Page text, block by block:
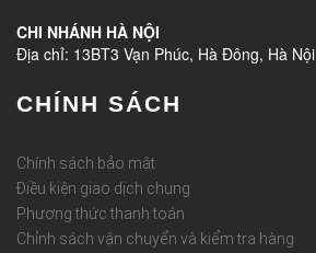
CHI NHÁNH HÀ NỘI
Địa chỉ: 13BT3 Vạn Phúc, Hà Đông, Hà Nội
CHÍNH SÁCH
Chính sách bảo mật
Điều kiện giao dịch chung
Phương thức thanh toán
Chỉnh sách vận chuyển và kiểm tra hàng